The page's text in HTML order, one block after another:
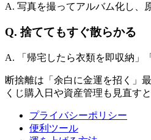
A. 写真を撮ってアルバム化し、
Q. 捨ててもすぐ散らかる
A. 「帰宅したら衣類を即収納」
断捨離は「余白に金運を招く」
くじ購入日や資産管理も見直す
プライバシーポリシー
便利ツール